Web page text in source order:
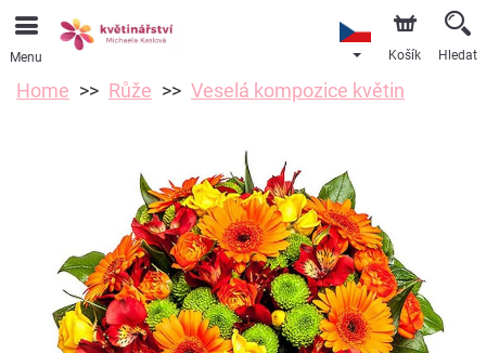
Menu Košík Hledat
Home Růže Veselá kompozice květin